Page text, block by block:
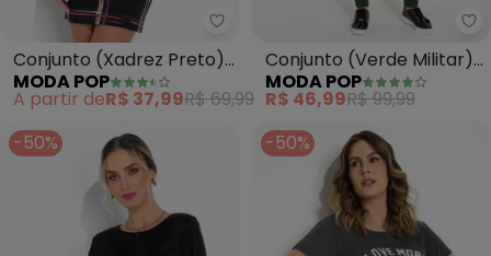
Moda Pop - Conjunto (Xadrez
Conjunto (Xadrez Preto)
com Saia e Cropped
MODA POP
A partir deR$ 37,99R$ 69,99
Conjunto (Verde Militar)
com Recortes
MODA POP
R$ 46,99R$ 99,99
-50%
-50%